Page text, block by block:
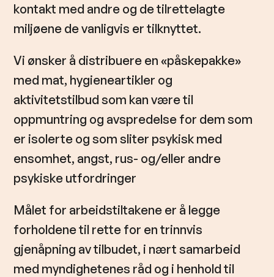
kontakt med andre og de tilrettelagte
miljøene de vanligvis er tilknyttet.
Vi ønsker å distribuere en «påskepakke»
med mat, hygieneartikler og
aktivitetstilbud som kan være til
oppmuntring og avspredelse for dem som
er isolerte og som sliter psykisk med
ensomhet, angst, rus- og/eller andre
psykiske utfordringer
Målet for arbeidstiltakene er å legge
forholdene til rette for en trinnvis
gjenåpning av tilbudet, i nært samarbeid
med myndighetenes råd og i henhold til